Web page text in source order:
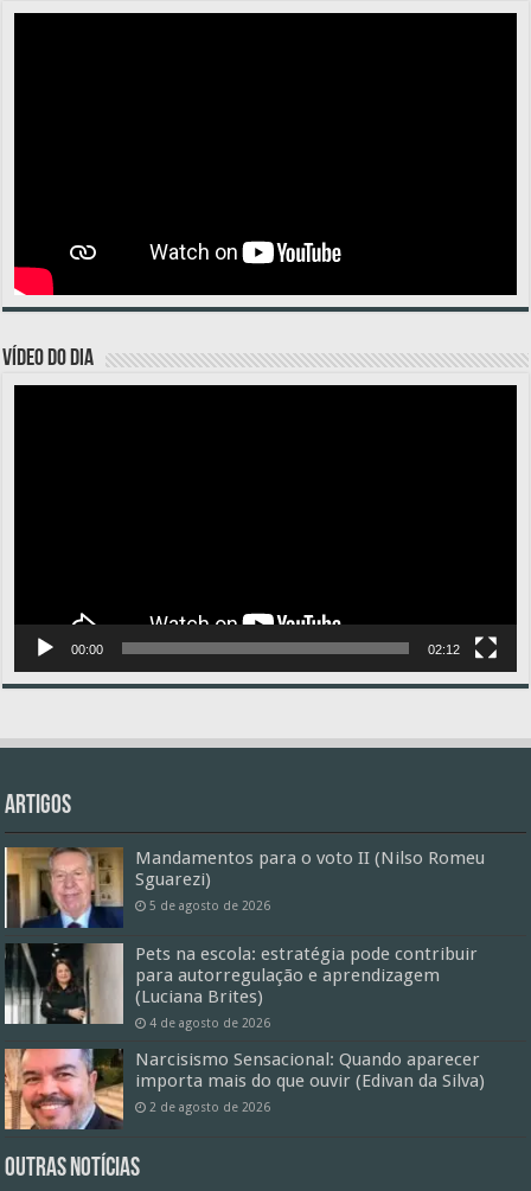
VÍDEO DO DIA
00:00 02:12
Artigos
Mandamentos para o voto II (Nilso Romeu
Sguarezi)
5 de agosto de 2026
Pets na escola: estratégia pode contribuir
para autorregulação e aprendizagem
(Luciana Brites)
4 de agosto de 2026
Narcisismo Sensacional: Quando aparecer
importa mais do que ouvir (Edivan da Silva)
2 de agosto de 2026
Outras Notícias